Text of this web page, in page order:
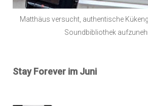
Matthäus versucht, authentische
Soundbibliothek
Stay Forever im Juni